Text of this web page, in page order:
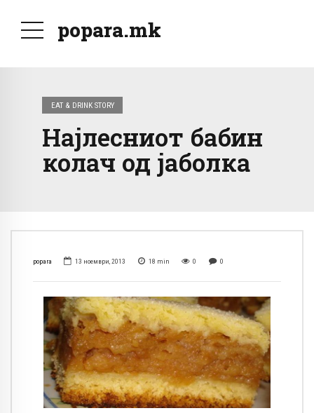
popara.mk
EAT & DRINK STORY
Најлесниот бабин
колач од јаболка
popara 13 ноември, 2013 18 min 0 0